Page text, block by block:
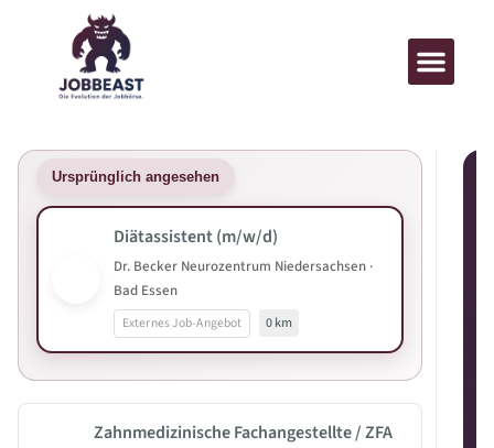
Ursprünglich angesehen
Diätassistent (m/w/d)
Dr. Becker Neurozentrum Niedersachsen ·
Bad Essen
Externes Job-Angebot 0 km
Zahnmedizinische Fachangestellte / ZFA